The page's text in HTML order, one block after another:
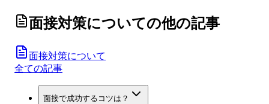
面接対策についての他の記事
面接対策について
全ての記事
面接で成功するコツは？